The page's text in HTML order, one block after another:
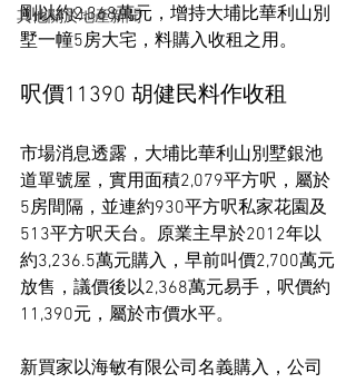
其他關於地產新聞
剛以約2,368萬元，增持大埔比華利山別
墅一幢5房大宅，料購入收租之用。
呎價11390 胡健民料作收租
市場消息透露，大埔比華利山別墅銀池
道單號屋，實用面積2,079平方呎，屬於
5房間隔，並連約930平方呎私家花園及
513平方呎天台。原業主早於2012年以
約3,236.5萬元購入，早前叫價2,700萬元
放售，議價後以2,368萬元易手，呎價約
11,390元，屬於市價水平。
新買家以海敏有限公司名義購入，公司